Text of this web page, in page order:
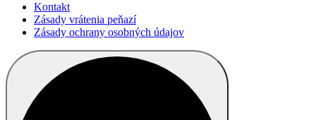
Kontakt
Zásady vrátenia peňazí
Zásady ochrany osobných údajov